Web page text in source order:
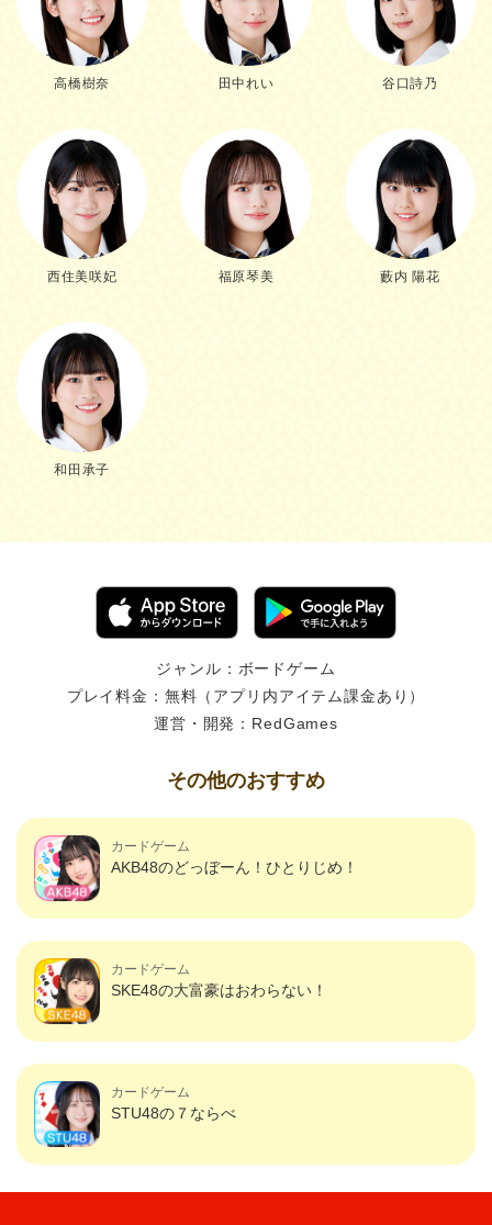
高橋樹奈 田中れい 谷口詩乃
西住美咲妃 福原琴美 藪内 陽花
和田承子
ジャンル：ボードゲーム
プレイ料金：無料（アプリ内アイテム課金あり）
運営・開発：RedGames
その他のおすすめ
カードゲーム
AKB48のどっぼーん！ひとりじめ！
カードゲーム
SKE48の大富豪はおわらない！
カードゲーム
STU48の７ならべ